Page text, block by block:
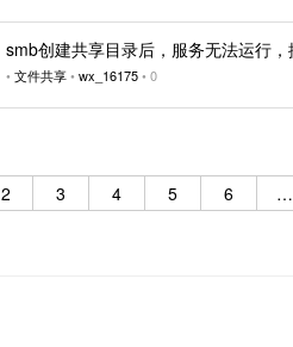
smb创建共享目录后，服务无法运行
• 文件共享• wx_16175• 0
2 3 4 5 6 …